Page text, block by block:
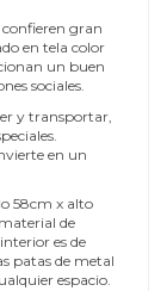
gran
en tela color
un buen
sociales.
y transportar,
en un
58cm x alto
de
es de
patas de metal
espacio.